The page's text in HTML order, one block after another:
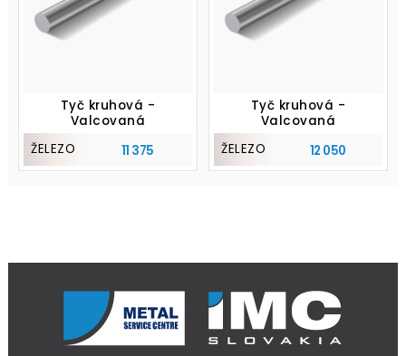
Tyč kruhová -
Valcovaná
ŽELEZO
11 375
Tyč kruhová -
Valcovaná
ŽELEZO
12 050